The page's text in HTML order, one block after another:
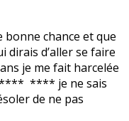
chance et que
d’aller se faire
je me fait harcelée
**** je ne sais
de ne pas